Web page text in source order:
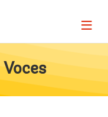
Page
Voces